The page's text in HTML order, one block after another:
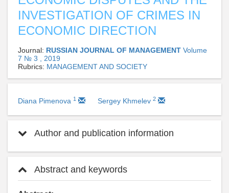
INVESTIGATION OF CRIMES IN
ECONOMIC DIRECTION
Journal: RUSSIAN JOURNAL OF MANAGEMENT Volume
7 № 3 , 2019
Rubrics: MANAGEMENT AND SOCIETY
Diana Pimenova 1 Sergey Khmelev 2
Author and publication information
Abstract and keywords